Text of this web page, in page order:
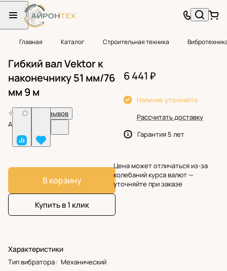
Главная Каталог Строительная техника
Гибкий вал Vektor к
наконечнику 51 мм/76
мм 9 м
Нет отзывов
Арт.
В корзину
Купить в 1 клик
Характеристики
Тип вибратора: Механический
6 441 ₽
Наличие уточняйте
Рассчитать доставку
Гарантия 5 лет
Цена может отличаться из-за
колебаний курса валют —
уточняйте при заказе